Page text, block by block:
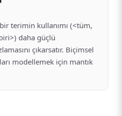
terimin kullanımı (<tüm,
daha güçlü
çıkarsatır. Biçimsel
modellemek için mantık